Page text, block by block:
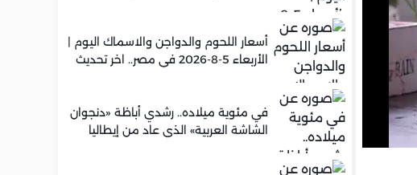
أسعار اللحوم والدواجن والاسماك اليوم |
الأربعاء 5-8-2026 في مصر.. اخر تحديث
في مئوية ميلاده.. رشدي أباظة «دنجوان
الشاشة العربية» الذي عاد من إيطاليا